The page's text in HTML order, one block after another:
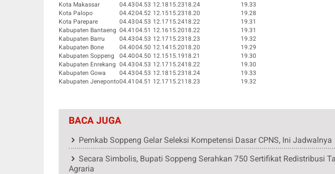
Kota Makassar
04.4304.53 12.18 15.2318.24
19.33
Kota Palopo
04.4204.52 12.1515.2318.20
19.28
Kota Parepare
04.4304.53 12.17 15.2418.22
19.31
Kabupaten Bantaeng 04.41 04.51 12.16 15.2018.22
19.31
Kabupaten Barru
04.4304.53 12.17 15.2318.23
19.32
Kabupaten Bone
04.4004.50 12.1415.2018.20
19.29
Kabupaten Soppeng
04.4004.50 12.1515.1918.21
19.30
Kabupaten Enrekang 04.4304.53 12.17 15.2418.22
19.30
Kabupaten Gowa
04.4304.53 12.18 15.2318.24
19.33
Kabupaten Jeneponto04.41 04.51 12.17 15.21 18.23 19.32
BACA JUGA
Pemkab Soppeng Gelar Seleksi Kompetensi Dasar CPNS, Ini Jadwalnya
Secara Simbolis, Bupati Soppeng Serahkan 750 Sertifikat Redistribusi
Agraria